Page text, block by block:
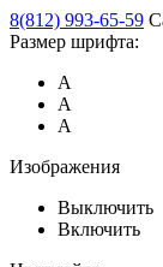
8(812) 993-65-59
Размер шрифта:
А
А
А
Изображения
Выключить
Включить